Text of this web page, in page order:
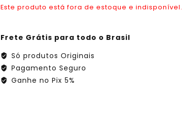
Este produto está fora de estoque e indisponível.
Frete Grátis para todo o Brasil
Só produtos Originais
Pagamento Seguro
Ganhe no Pix 5%